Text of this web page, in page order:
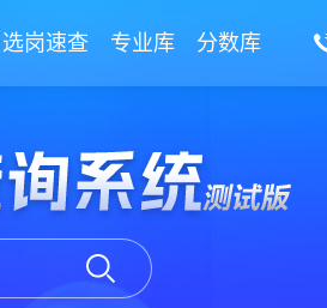
选岗速查 专业库 分数库